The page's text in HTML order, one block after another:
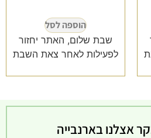
הוספה לסל
שבת שלום, האתר יחזור
לפעילות לאחר צאת השבת
אצלנו בארנבייה